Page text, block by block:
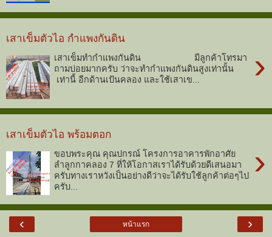
เสาเข็มตัวไอ กำแพงกันดิน
›
เสาเข็มทำกำแพงกันดิน มีลูกค้าโทรมา
ถามบ่อยมากครับ ว่าจะทำกำแพงกันดินสูงเท่านั้น
เท่านี้ อีกด้านเป้นคลอง และใช้เสาเข...
เสาเข็มตัวไอ พร้อมตอก
›
ขอบพระคุณ คุณปกรณ์ โครงการอาคารพักอาศัย
ลำลูกกาคลอง 7 ที่ให้โอกาสเราได้รับด้วยดีเสนอมา
ครับทางเราหวังเป็นอย่างดีว่าจะได้รับใช้ลูกค้าต่อๆไป
ครับ...
‹ ›
หน้าแรก